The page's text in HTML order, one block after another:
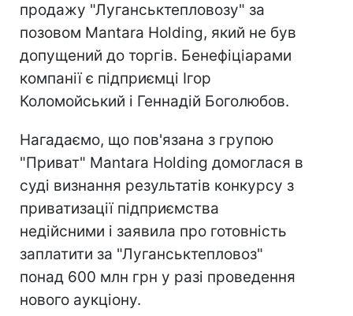
продажу "Луганськтепловозу" за
позовом Mantara Holding, який не був
допущений до торгів. Бенефіціарами
компанії є підприємці Ігор
Коломойський і Геннадій Боголюбов.
Нагадаємо, що пов'язана з групою
"Приват" Mantara Holding домоглася в
суді визнання результатів конкурсу з
приватизації підприємства
недійсними і заявила про готовність
заплатити за "Луганськтепловоз"
понад 600 млн грн у разі проведення
нового аукціону.